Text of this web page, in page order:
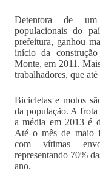
Detentora de um
populacionais do
prefeitura, ganhou
início da
Monte, em 2011.
trabalhadores, que
Bicicletas e motos
da população. A
a média em 2013 é
Até o mês de maio
com vítimas
representando 70%
ano.